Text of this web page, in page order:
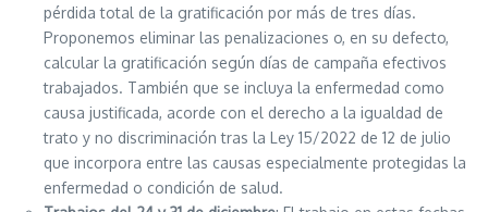
pérdida total de la gratificación por más de tres días.
Proponemos eliminar las penalizaciones o, en su defecto,
calcular la gratificación según días de campaña efectivos
trabajados. También que se incluya la enfermedad como
causa justificada, acorde con el derecho a la igualdad de
trato y no discriminación tras la Ley 15/2022 de 12 de julio
que incorpora entre las causas especialmente protegidas la
enfermedad o condición de salud.